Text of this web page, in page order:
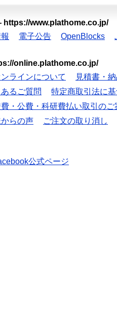
https://www.plathome.co.jp/
電子公告 OpenBlocks
online.plathome.co.jp/
ラインについて
見積書・
るご質問
特定商取引法に
・公費・科研費払い取引のご
らの声 ご注文の取り消し
公式ページ